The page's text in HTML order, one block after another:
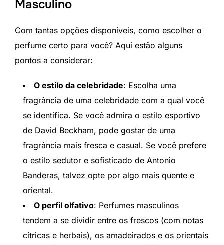
Masculino
Com tantas opções disponíveis, como escolher o
perfume certo para você? Aqui estão alguns
pontos a considerar:
O estilo da celebridade: Escolha uma
fragrância de uma celebridade com a qual você
se identifica. Se você admira o estilo esportivo
de David Beckham, pode gostar de uma
fragrância mais fresca e casual. Se você prefere
o estilo sedutor e sofisticado de Antonio
Banderas, talvez opte por algo mais quente e
oriental.
O perfil olfativo: Perfumes masculinos
tendem a se dividir entre os frescos (com notas
cítricas e herbais), os amadeirados e os orientais